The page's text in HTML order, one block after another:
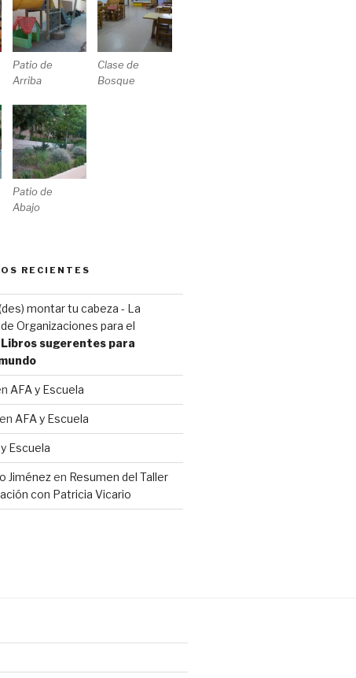
Patio de
Arriba
Clase de
Bosque
Patio de
Abajo
RECIENTES
montar tu cabeza - La
Organizaciones para el
Libros sugerentes para
AFA y Escuela
en AFA y Escuela
Escuela
Jiménezen Resumen del Taller
con Patricia Vicario